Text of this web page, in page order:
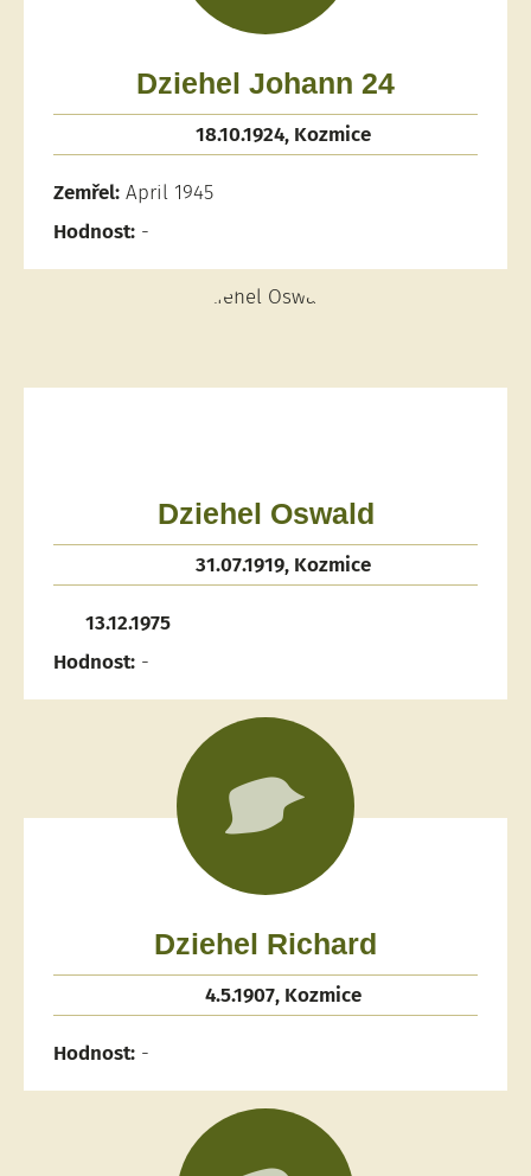
Dziehel Johann 24
18.10.1924, Kozmice
Zemřel: April 1945
Hodnost: -
Dziehel Oswald
31.07.1919, Kozmice
13.12.1975
Hodnost: -
Dziehel Richard
4.5.1907, Kozmice
Hodnost: -